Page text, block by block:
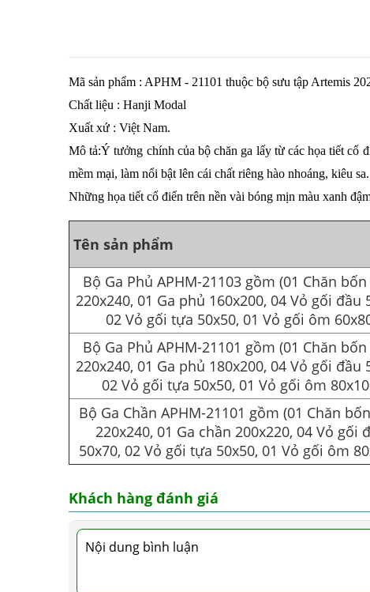
Mã sản phẩm : APHM - 21101 thuộc bộ sưu tập Artemis
Chất liệu : Hanji Modal
Xuất xứ : Việt Nam.
Mô tả:Ý tưởng chính của bộ chăn ga lấy từ các họa tiết cổ
mềm mại, làm nổi bật lên cái chất riêng hào nhoáng, kiêu sa.
Những họa tiết cổ điển trên nền vài bóng mịn màu xanh
Tên sản phẩm
Bộ Ga Phủ APHM-21103 gồm (01 Chăn
220x240, 01 Ga phủ 160x200, 04 Vỏ gối đầu
02 Vỏ gối tựa 50x50, 01 Vỏ gối ôm
Bộ Ga Phủ APHM-21101 gồm (01 Chăn
220x240, 01 Ga phủ 180x200, 04 Vỏ gối đầu
02 Vỏ gối tựa 50x50, 01 Vỏ gối ôm
Bộ Ga Chần APHM-21101 gồm (01 Chăn
220x240, 01 Ga chần 200x220, 04 Vỏ gối
50x70, 02 Vỏ gối tựa 50x50, 01 Vỏ gối ôm
Khách hàng đánh giá